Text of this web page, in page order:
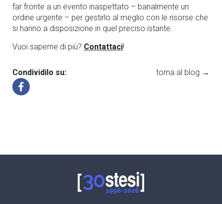
far fronte a un evento inaspettato – banalmente un
ordine urgente – per gestirlo al meglio con le risorse che
si hanno a disposizione in quel preciso istante.
Vuoi saperne di più? Contattaci!
Condividilo su: torna al blog →